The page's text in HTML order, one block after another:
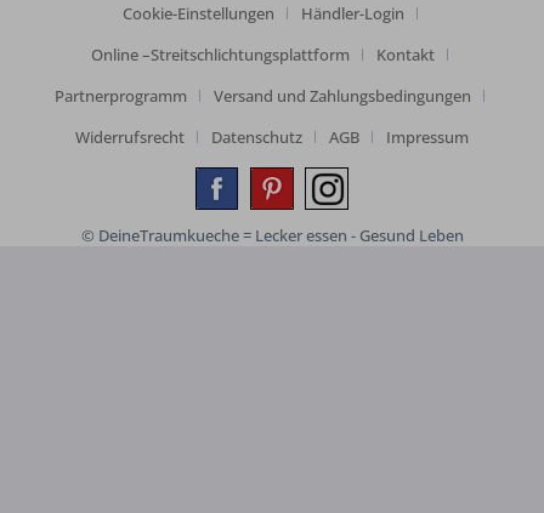
Cookie-Einstellungen
Händler-Login
Online –Streitschlichtungsplattform
Kontakt
Partnerprogramm
Versand und Zahlungsbedingungen
Widerrufsrecht
Datenschutz AGB Impressum
© DeineTraumkueche = Lecker essen - Gesund Leben